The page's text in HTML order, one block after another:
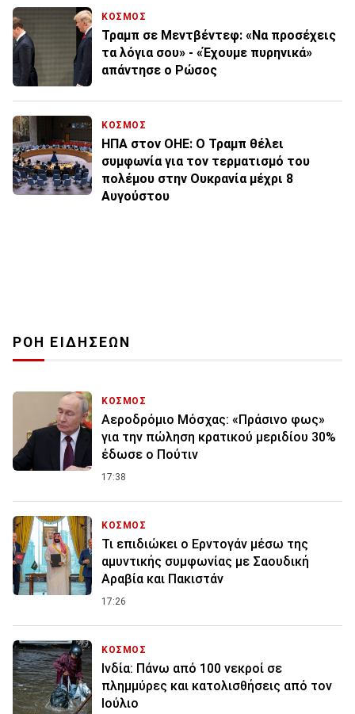
ΚΟΣΜΟΣ
Τραμπ σε Μεντβέντεφ: «Να προσέχεις
τα λόγια σου» - «Έχουμε πυρηνικά»
απάντησε ο Ρώσος
ΚΟΣΜΟΣ
ΗΠΑ στον ΟΗΕ: Ο Τραμπ θέλει
συμφωνία για τον τερματισμό του
πολέμου στην Ουκρανία μέχρι 8
Αυγούστου
ΡΟΗ ΕΙΔΗΣΕΩΝ
ΚΟΣΜΟΣ
Αεροδρόμιο Μόσχας: «Πράσινο φως»
για την πώληση κρατικού μεριδίου 30%
έδωσε ο Πούτιν
17:38
ΚΟΣΜΟΣ
Τι επιδιώκει ο Ερντογάν μέσω της
αμυντικής συμφωνίας με Σαουδική
Αραβία και Πακιστάν
17:26
ΚΟΣΜΟΣ
Ινδία: Πάνω από 100 νεκροί σε
πλημμύρες και κατολισθήσεις από τον
Ιούλιο